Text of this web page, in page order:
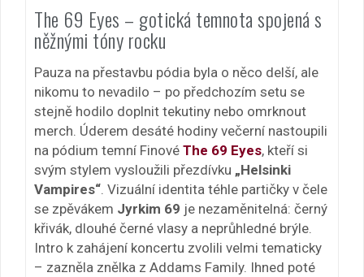
The 69 Eyes – gotická temnota spojená s
něžnými tóny rocku
Pauza na přestavbu pódia byla o něco delší, ale
nikomu to nevadilo – po předchozím setu se
stejně hodilo doplnit tekutiny nebo omrknout
merch. Úderem desáté hodiny večerní nastoupili
na pódium temní Finové The 69 Eyes, kteří si
svým stylem vysloužili přezdívku „Helsinki
Vampires“ . Vizuální identita téhle partičky v čele
se zpěvákem Jyrkim 69 je nezaměnitelná: černý
křivák, dlouhé černé vlasy a neprůhledné brýle.
Intro k zahájení koncertu zvolili velmi tematicky
– zazněla znělka z Addams Family. Ihned poté